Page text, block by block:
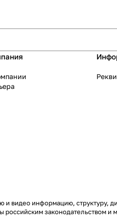
и видео информацию,
законодательством